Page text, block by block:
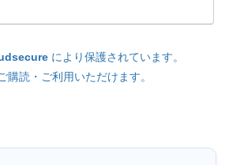
により保護されています。
購読・ご利用いただけます。